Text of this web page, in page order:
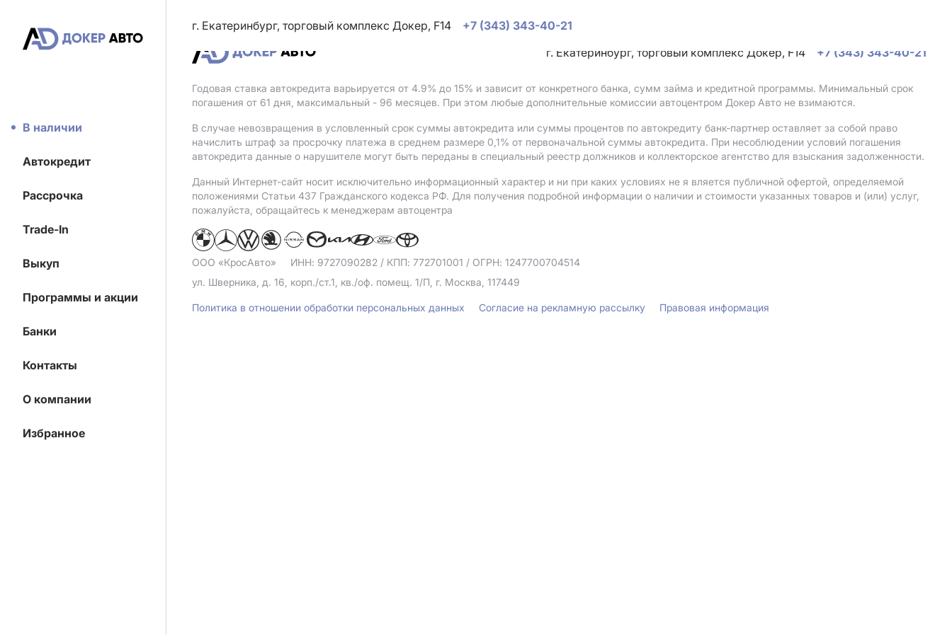
В наличии
Автокредит
Рассрочка
Trade-In
Выкуп
Программы и акции
Банки
Контакты
О компании
Избранное
г. Екатеринбург, торговый комплекс Докер, F14
+7 (343) 343-40-21
г. Екатеринбург, торговый комплекс Докер, F14
+7 (343) 343-40-21
Годовая ставка автокредита варьируется от 4.9% до 15% и зависит от конкретного банка, сумм займа и кредитной программы. Минимальный срок
погашения от 61 дня, максимальный - 96 месяцев. При этом любые дополнительные комиссии автоцентром Докер Авто не взимаются.
В случае невозвращения в условленный срок суммы автокредита или суммы процентов по автокредиту банк-партнер оставляет за собой право
начислить штраф за просрочку платежа в среднем размере 0,1% от первоначальной суммы автокредита. При несоблюдении условий погашения
автокредита данные о нарушителе могут быть переданы в специальный реестр должников и коллекторское агентство для взыскания задолженности.
Данный Интернет-сайт носит исключительно информационный характер и ни при каких условиях не я вляется публичной офертой, определяемой
положениями Статьи 437 Гражданского кодекса РФ. Для получения подробной информации о наличии и стоимости указанных товаров и (или) услуг,
пожалуйста, обращайтесь к менеджерам автоцентра
ООО «КросАвто» ИНН: 9727090282 / КПП: 772701001 / ОГРН: 1247700704514
ул. Шверника, д. 16, корп./ст.1, кв./оф. помещ. 1/П, г. Москва, 117449
Политика в отношении обработки персональных данных Согласие на рекламную рассылку Правовая информация